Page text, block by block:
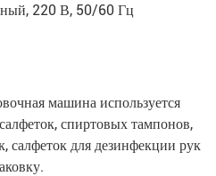
220 В, 50/60 Гц
машина используется
спиртовых тампонов,
салфеток для дезинфекции рук